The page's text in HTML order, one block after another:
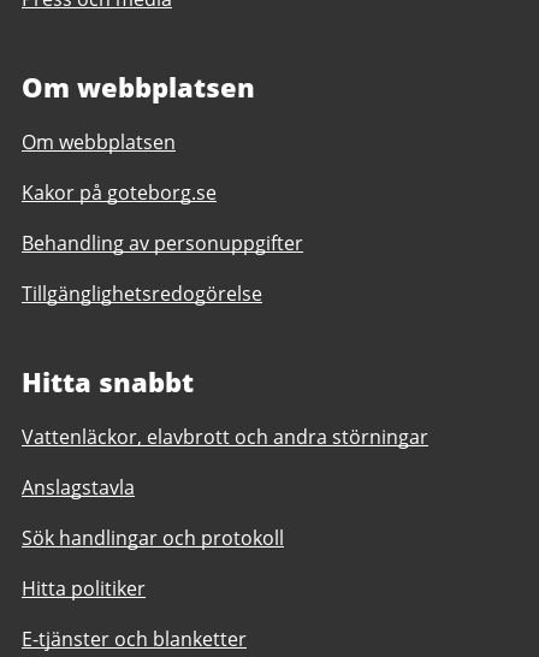
Om webbplatsen
Om webbplatsen
Kakor på goteborg.se
Behandling av personuppgifter
Tillgänglighetsredogörelse
Hitta snabbt
Vattenläckor, elavbrott och andra störningar
Anslagstavla
Sök handlingar och protokoll
Hitta politiker
E-tjänster och blanketter